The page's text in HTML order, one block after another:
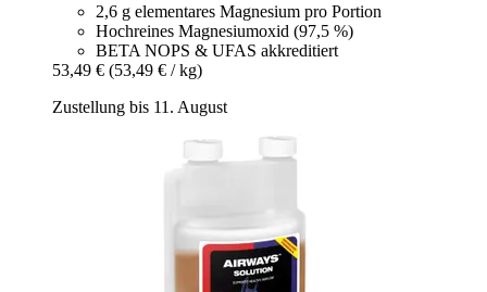
2,6 g elementares Magnesium pro Portion
Hochreines Magnesiumoxid (97,5 %)
BETA NOPS & UFAS akkreditiert
53,49 € (53,49 € / kg)
Zustellung bis 11. August